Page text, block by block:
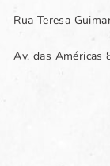
Rua Teresa
Av. das Américas